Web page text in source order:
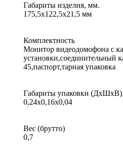
Габариты изделия, мм.
175,5х122,5х21,5 мм
Комплектность
Монитор видеодомофона с
установки,соединительный
45,паспорт,тарная упаковка
Габариты упаковки
0,24x0,16x0,04
Вес (брутто)
0,7